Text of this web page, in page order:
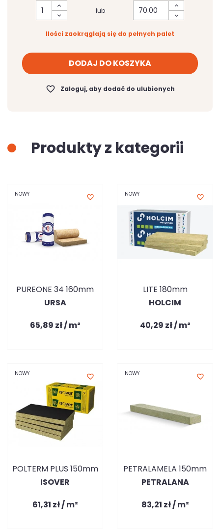
lub
Ilości zaokrąglają się do pełnych palet
DODAJ DO KOSZYKA
favorite_border Zaloguj, aby dodać do ulubionych
Produkty z kategorii
NOWY favorite_border
PUREONE 34 160mm
URSA
65,89 zł / m²
NOWY favorite_border
LITE 180mm
HOLCIM
40,29 zł / m²
NOWY favorite_border
POLTERM PLUS 150mm
ISOVER
61,31 zł / m²
NOWY favorite_border
PETRALAMELA 150mm
PETRALANA
83,21 zł / m²